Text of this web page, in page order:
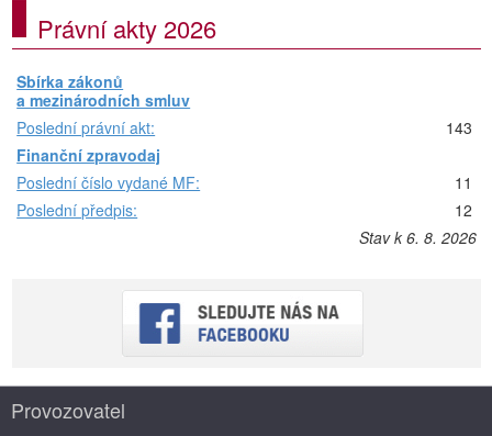
Právní akty 2026
Sbírka zákonů
a mezinárodních smluv
Poslední právní akt:
143
Finanční zpravodaj
Poslední číslo vydané MF:
11
Poslední předpis:
12
Stav k 6. 8. 2026
Provozovatel